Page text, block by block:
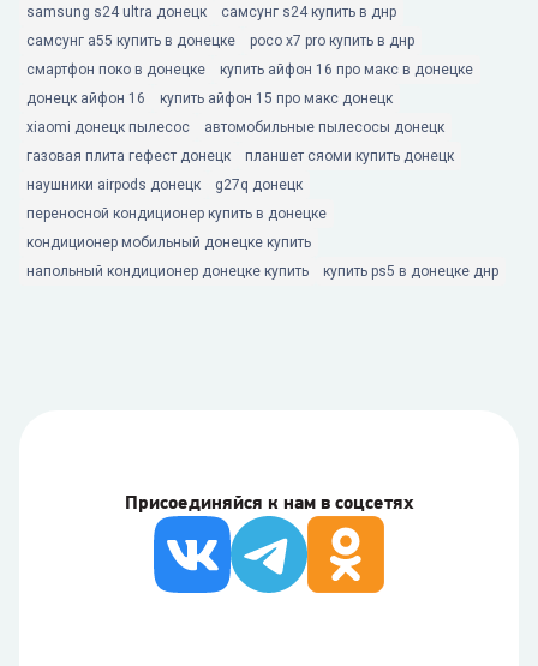
samsung s24 ultra донецк
самсунг s24 купить в днр
самсунг а55 купить в донецке
poco x7 pro купить в днр
смартфон поко в донецке
купить айфон 16 про макс в донецке
донецк айфон 16
купить айфон 15 про макс донецк
xiaomi донецк пылесос
автомобильные пылесосы донецк
газовая плита гефест донецк
планшет сяоми купить донецк
наушники airpods донецк
g27q донецк
переносной кондиционер купить в донецке
кондиционер мобильный донецке купить
напольный кондиционер донецке купить
купить ps5 в донецке днр
Присоединяйся к нам в соцсетях